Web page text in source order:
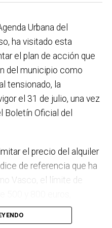
y la instalación de
hacen de Basauri un
para el futuro.
en acciones de
destacan el diseño de
junto con un Plan de
Altas Temperaturas,
hemos sufrido.
que se construirá en
y que es una apuesta
elemento más de apoyo
igualdad, con una
Urbana del
ha visitado esta
el plan de acción que
del municipio como
tensionado, la
el 31 de julio, una vez
Boletín Oficial del
el precio del alquiler
de referencia que ha
Vasco, el límite de
las características de la
consultar el límite